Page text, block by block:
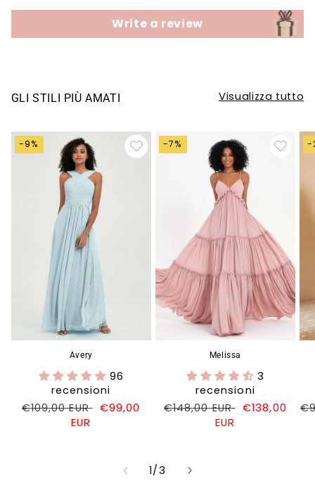
Write a review
GLI STILI PIÙ AMATI Visualizza tutto
-9%
Avery
96
recensioni
Prezzo
€109,00 EUR
Prezzo
€99,00
EUR
-7%
Melissa
3
recensioni
Prezzo
€148,00 EUR
Prezzo
€138,00
EUR
-
1/
su3